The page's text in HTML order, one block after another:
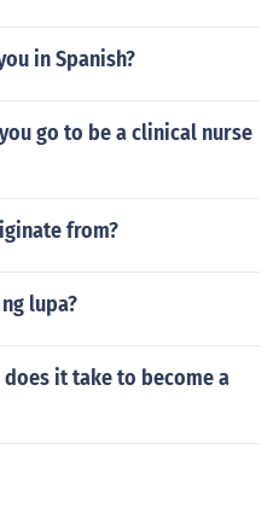
in Spanish?
go to be a clinical nurse
from?
lupa?
it take to become a